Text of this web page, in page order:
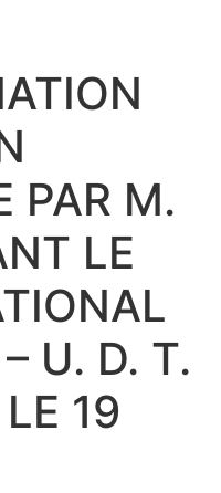
PAR M.
LE
U. D. T.
19